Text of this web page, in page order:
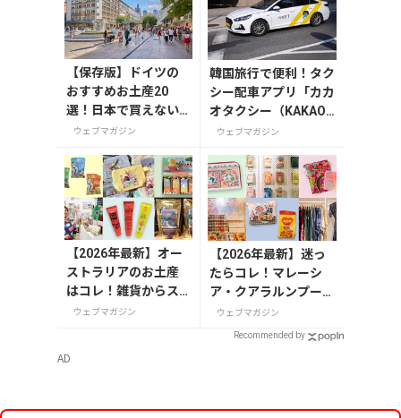
【保存版】ドイツの
おすすめお土産20
選！日本で買えない
雑貨からお菓子まで
ウェブマガジン
韓国旅行で便利！タク
シー配車アプリ「カカ
オタクシー（KAKAO
T）」の登録・利用方
ウェブマガジン
【2026年最新】オー
ストラリアのお土産
はコレ！雑貨からス
ーパーでも買えるグ
ウェブマガジン
【2026年最新】迷っ
たらコレ！マレーシ
ア・クアラルンプール
で絶対買いたいお土産
15選
ウェブマガジン
Recommended by
AD